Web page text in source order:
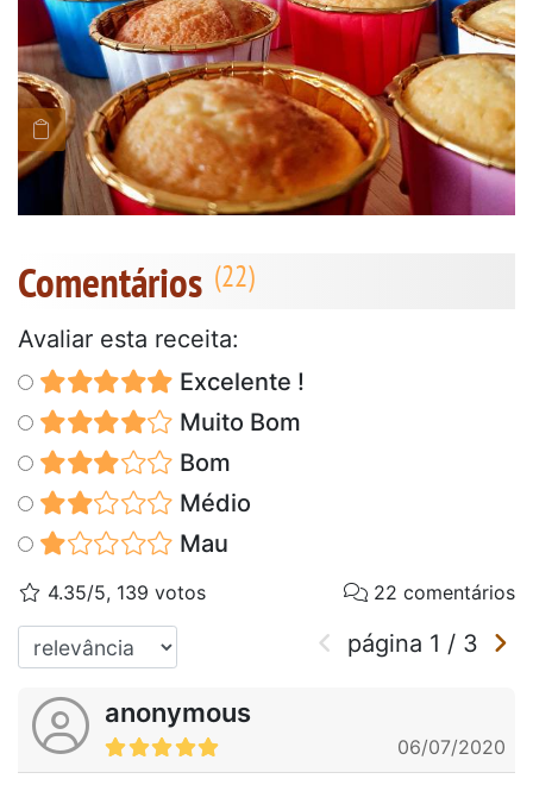
Comentários
Avaliar esta receita:
Excelente !
Muito Bom
Bom
Médio
Mau
4.35/5, 139 votos 22 comentários
página 1 / 3
anonymous
06/07/2020